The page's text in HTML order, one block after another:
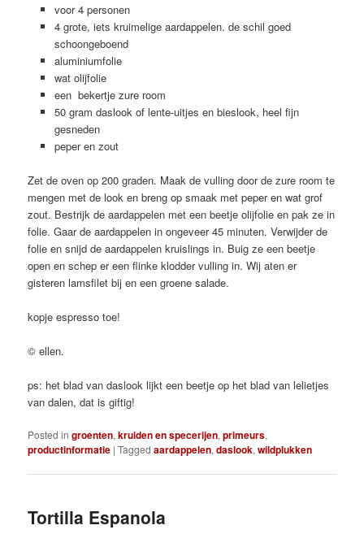
voor 4 personen
4 grote, iets kruimelige aardappelen. de schil goed
schoongeboend
aluminiumfolie
wat olijfolie
een bekertje zure room
50 gram daslook of lente-uitjes en bieslook, heel fijn
gesneden
peper en zout
Zet de oven op 200 graden. Maak de vulling door de zure room te
mengen met de look en breng op smaak met peper en wat grof
zout. Bestrijk de aardappelen met een beetje olijfolie en pak ze in
folie. Gaar de aardappelen in ongeveer 45 minuten. Verwijder de
folie en snijd de aardappelen kruislings in. Buig ze een beetje
open en schep er een flinke klodder vulling in. Wij aten er
gisteren lamsfilet bij en een groene salade.
kopje espresso toe!
© ellen.
ps: het blad van daslook lijkt een beetje op het blad van lelietjes
van dalen, dat is giftig!
Posted in groenten,kruiden en specerijen,primeurs,
productinformatie |Tagged aardappelen,daslook,wildplukken
Tortilla Espanola